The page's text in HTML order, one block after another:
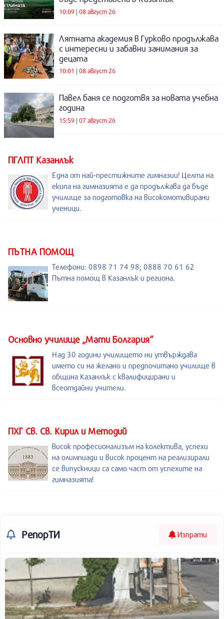
10:09 | 08 август 26
Лятната академия в Гурково продължава
с интересни и забавни занимания за
децата
10:01 | 08 август 26
Павел баня се подготвя за новата учебна
година
15:59 | 07 август 26
ПГЛПТ Казанлък
Една от най-престижните гимназии! Целта на
екипа на гимназията е да продължава да бъде
училище за подготовка на високомотивирани
ученици.
ПЪТНА ПОМОЩ
Телефони: 0898 71 74 98; 0888 70 61 62
Пътна помощ в Казанлък и региона.
Основно училище „Мати Болгария“
Над 30 години училището ни утвърждава
името си на желано и предпочитано училище в
община Казанлък с квалифицирани и
всеотдайни учители.
ПХГ Св. Св. Кирил и Методий
Висок професионализъм на колектива, успехи
на олимпиади и висок процент на реализирали
се випускници са само част от успехите на
гимназията!
РепорТИ Изпрати